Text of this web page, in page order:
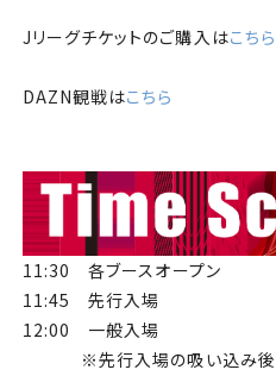
Jリーグチケットのご購入はこちら
DAZN観戦はこちら
11:30 各ブースオープン
11:45 先行入場
12:00 一般入場
※先行入場の吸い込み後、